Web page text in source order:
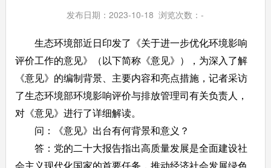
发布日期：2023-10-18 浏览次数：-
生态环境部近日印发了《关于进一步优化环境影响
评价工作的意见》（以下简称《意见》），为深入了解
《意见》的编制背景、主要内容和亮点措施，记者采访
了生态环境部环境影响评价与排放管理司有关负责人，
对《意见》进行了详细解读。
问：《意见》出台有何背景和意义？
答：党的二十大报告指出高质量发展是全面建设社
会主义现代化国家的首要任务，推动经济社会发展绿色